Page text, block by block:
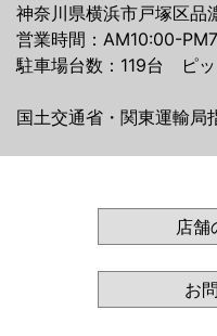
神奈川県横浜市戸塚区品
営業時間：AM10:00-
駐車場台数：119台 ピ
国土交通省・関東運輸局
店舗
お